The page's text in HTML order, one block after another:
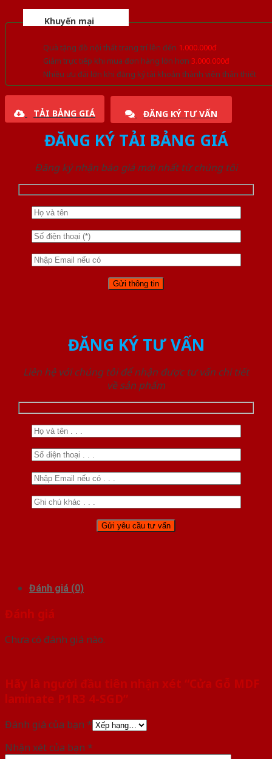
Khuyến mại
Quà tặng đồ nội thất trang trí lên đến 1.000.000đ
Giảm trực tiếp khi mua đơn hàng lớn hơn 3.000.000đ
Nhiều ưu đãi lớn khi đăng ký tài khoản thành viên thân thiết
TẢI BẢNG GIÁ ĐĂNG KÝ TƯ VẤN
ĐĂNG KÝ TẢI BẢNG GIÁ
Đăng ký nhận báo giá mới nhất từ chúng tôi
ĐĂNG KÝ TƯ VẤN
Liên hệ với chúng tôi để nhận được tư vấn chi tiết
về sản phẩm
Đánh giá (0)
Đánh giá
Chưa có đánh giá nào.
Hãy là người đầu tiên nhận xét “Cửa Gỗ MDF
laminate P1R3 4-SGD”
Đánh giá của bạn *
Nhận xét của bạn *